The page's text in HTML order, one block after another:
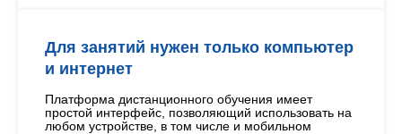
Для занятий нужен только компьютер
и интернет
Платформа дистанционного обучения имеет
простой интерфейс, позволяющий использовать на
любом устройстве, в том числе и мобильном